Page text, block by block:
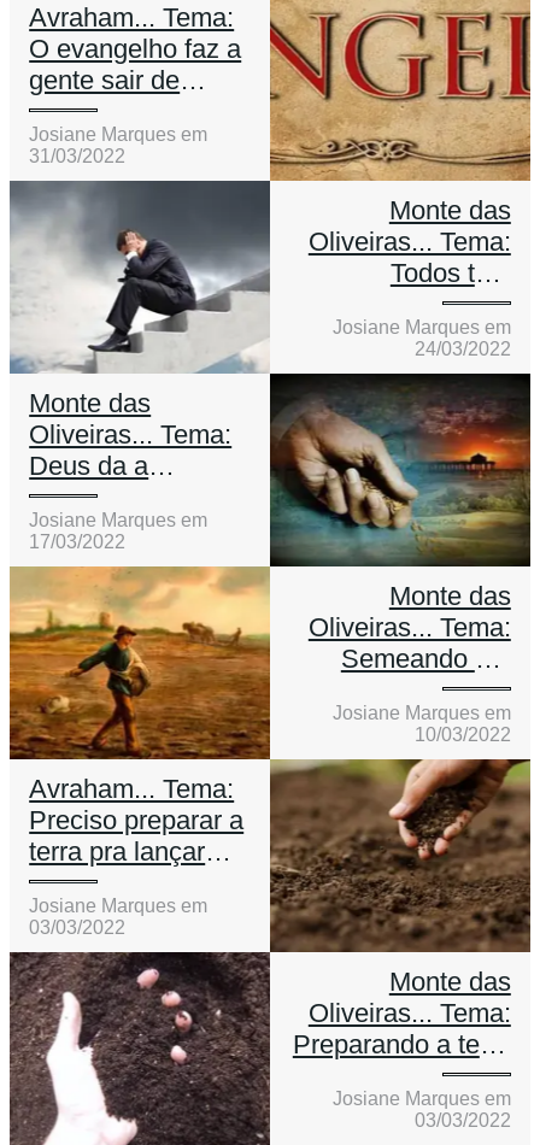
Josiane Marques em
31/03/2022
Avraham... Tema:
O evangelho faz a
gente sair de
lugares que
querem matar
nosso
relacionamento
com a igreja.
Josiane Marques em
24/03/2022
Monte das
Oliveiras... Tema:
Todos tem
problemas.
Josiane Marques em
17/03/2022
Monte das
Oliveiras... Tema:
Deus da a
semente.
Josiane Marques em
10/03/2022
Monte das
Oliveiras... Tema:
Semeando em
meio a crise!
Josiane Marques em
03/03/2022
Avraham... Tema:
Preciso preparar a
terra pra lançar
minhas sementes.
Josiane Marques em
03/03/2022
Monte das
Oliveiras... Tema:
Preparando a terra
para uma boa
semeadura.